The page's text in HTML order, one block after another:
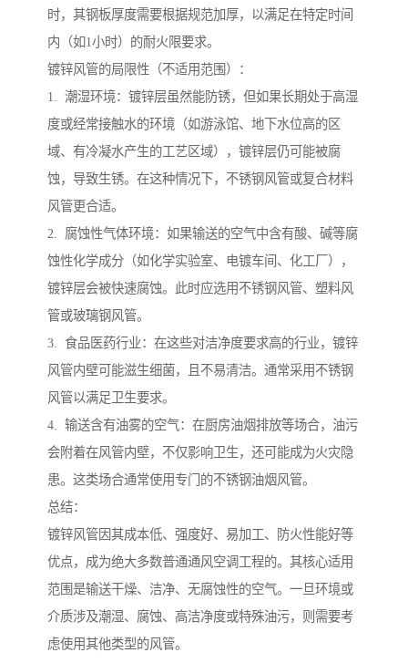
时，其钢板厚度需要根据规范加厚，以满足在特定时间
内（如1小时）的耐火限要求。
镀锌风管的局限性（不适用范围）：
1. 潮湿环境：镀锌层虽然能防锈，但如果长期处于高湿
度或经常接触水的环境（如游泳馆、地下水位高的区
域、有冷凝水产生的工艺区域），镀锌层仍可能被腐
蚀，导致生锈。在这种情况下，不锈钢风管或复合材料
风管更合适。
2. 腐蚀性气体环境：如果输送的空气中含有酸、碱等腐
蚀性化学成分（如化学实验室、电镀车间、化工厂），
镀锌层会被快速腐蚀。此时应选用不锈钢风管、塑料风
管或玻璃钢风管。
3. 食品医药行业：在这些对洁净度要求高的行业，镀锌
风管内壁可能滋生细菌，且不易清洁。通常采用不锈钢
风管以满足卫生要求。
4. 输送含有油雾的空气：在厨房油烟排放等场合，油污
会附着在风管内壁，不仅影响卫生，还可能成为火灾隐
患。这类场合通常使用专门的不锈钢油烟风管。
总结：
镀锌风管因其成本低、强度好、易加工、防火性能好等
优点，成为绝大多数普通通风空调工程的。其核心适用
范围是输送干燥、洁净、无腐蚀性的空气。一旦环境或
介质涉及潮湿、腐蚀、高洁净度或特殊油污，则需要考
虑使用其他类型的风管。